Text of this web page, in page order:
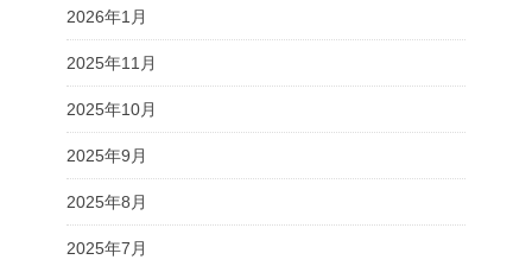
2026年1月
2025年11月
2025年10月
2025年9月
2025年8月
2025年7月